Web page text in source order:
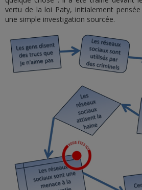
vertu de la loi Paty, initialement
une simple investigation sourcée.